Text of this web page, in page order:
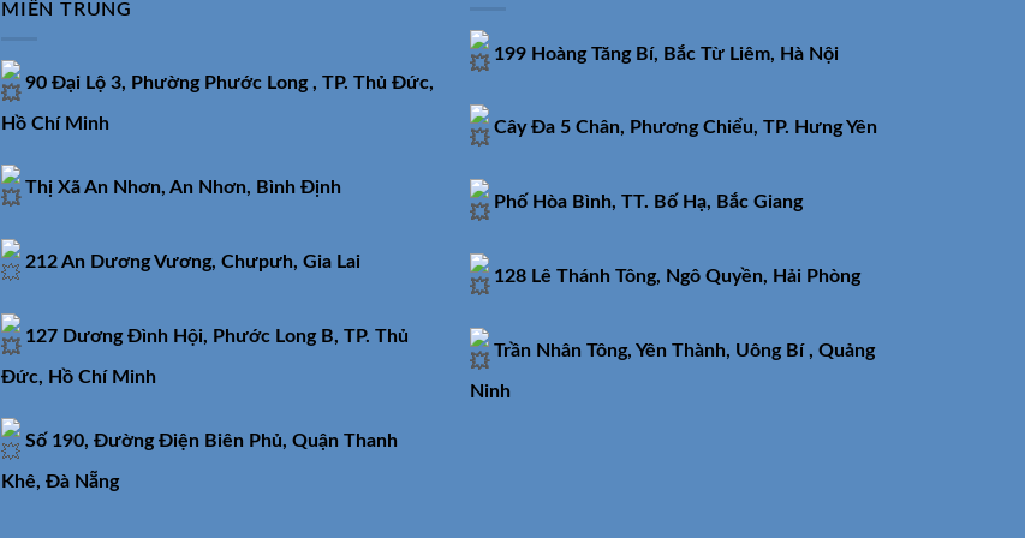
MIỀN TRUNG
90 Đại Lộ 3, Phường Phước Long , TP. Thủ Đức,
Hồ Chí Minh
Thị Xã An Nhơn, An Nhơn, Bình Định
212 An Dương Vương, Chưpưh, Gia Lai
127 Dương Đình Hội, Phước Long B, TP. Thủ
Đức, Hồ Chí Minh
Số 190, Đường Điện Biên Phủ, Quận Thanh
Khê, Đà Nẵng
199 Hoàng Tăng Bí, Bắc Từ Liêm, Hà Nội
Cây Đa 5 Chân, Phương Chiểu, TP. Hưng Yên
Phố Hòa Bình, TT. Bố Hạ, Bắc Giang
128 Lê Thánh Tông, Ngô Quyền, Hải Phòng
Trần Nhân Tông, Yên Thành, Uông Bí , Quảng
Ninh